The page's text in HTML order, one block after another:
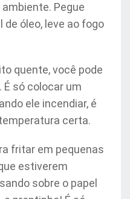
Pegue
de óleo, leve ao fogo
quente, você pode
só colocar um
ele incendiar, é
certa.
fritar em pequenas
estiverem
sobre o papel